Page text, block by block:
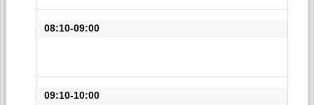
08:10-09:00
09:10-10:00